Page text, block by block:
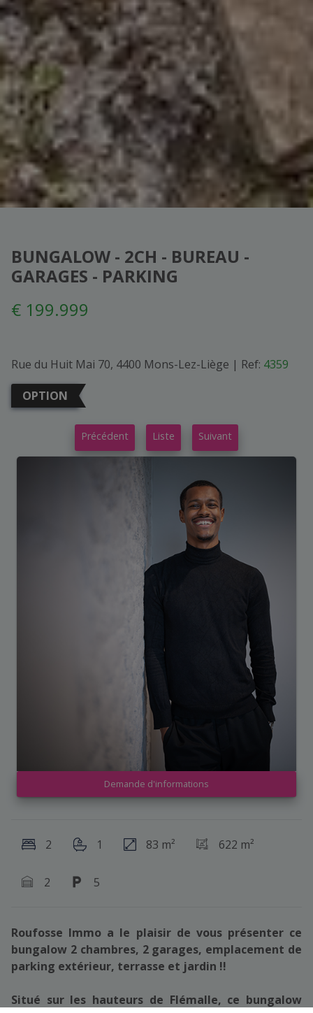
BUNGALOW - 2CH - BUREAU -
GARAGES - PARKING
€ 199.999
Rue du Huit Mai 70, 4400 Mons-Lez-Liège | Ref: 4359
OPTION
Précédent Liste Suivant
Demande d'informations
2 1 83 m² 622 m²
2 5
Roufosse Immo a le plaisir de vous présenter ce
bungalow 2 chambres, 2 garages, emplacement de
parking extérieur, terrasse et jardin !!
Situé sur les hauteurs de Flémalle, ce bungalow